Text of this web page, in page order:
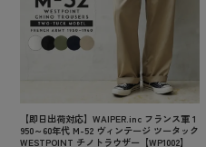
【即日出荷対応】WAIPER.inc フランス軍 1
950～60年代 M-52 ヴィンテージ ツータック
WESTPOINT チノトラウザー【WP1002】